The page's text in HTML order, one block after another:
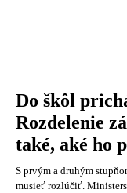
Do škôl
Rozdelenie
také, aké ho
S prvým a druhým
musieť rozlúčiť.